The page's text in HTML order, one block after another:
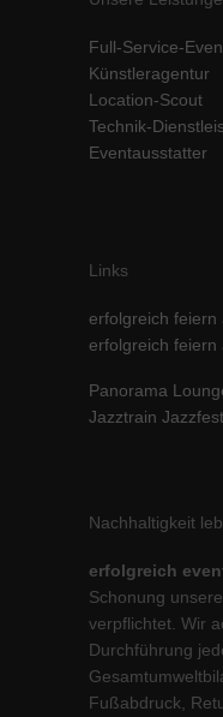
Full-Service-
Künstleragentur
Location-Scout
Technik-
Eventausstatter
Links
erfolgreich feiern
erfolgreich feiern
Panorama
Jazztrain
Nachhaltigkeit
erfolgreich
Schonung
verpflichtet. Wir
Durchführung
Fußabdruck,
standardmäßig blockiert.
werden, bedarf der Zugriff
Cookie-
powered by Borlabs Cookie